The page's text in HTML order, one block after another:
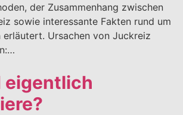
der Zusammenhang zwischen
sowie interessante Fakten rund um
erläutert. Ursachen von Juckreiz
eigentlich